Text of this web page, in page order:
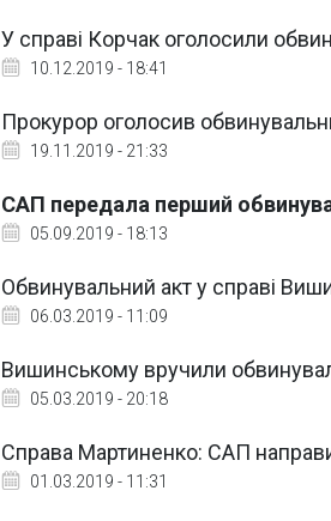
У справі Корчак оголосили
10.12.2019 - 18:41
Прокурор оголосив
19.11.2019 - 21:33
САП передала перший
05.09.2019 - 18:13
Обвинувальний акт у справі
06.03.2019 - 11:09
Вишинському вручили
05.03.2019 - 20:18
Справа Мартиненко: САП
01.03.2019 - 11:31